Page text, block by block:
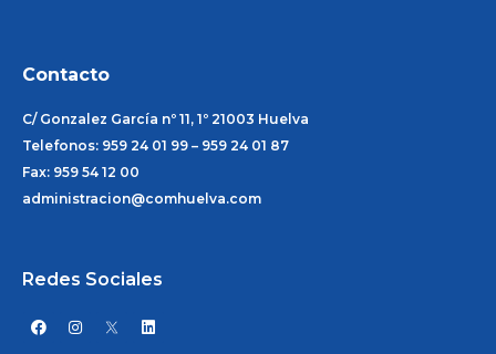
Contacto
C/ Gonzalez García nº 11, 1º 21003 Huelva
Telefonos: 959 24 01 99 – 959 24 01 87
Fax: 959 54 12 00
administracion@comhuelva.com
Redes Sociales
F
a
I
n
L
i